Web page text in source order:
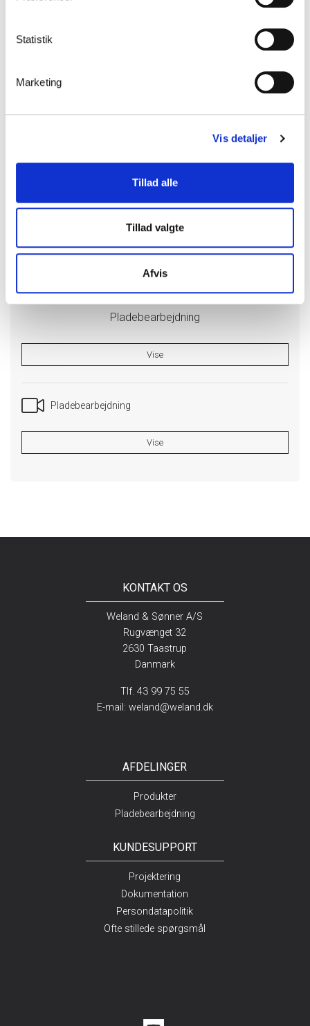
Statistik
Marketing
Vis detaljer
Tillad alle
Tillad valgte
Afvis
Åbne (72,38 MB) (da-dk)
Pladebearbejdning
Vise
Pladebearbejdning
Vise
KONTAKT OS
Weland & Sønner A/S
Rugvænget 32
2630 Taastrup
Danmark
Tlf. 43 99 75 55
E-mail: weland@weland.dk
AFDELINGER
Produkter
Pladebearbejdning
KUNDESUPPORT
Projektering
Dokumentation
Persondatapolitik
Ofte stillede spørgsmål